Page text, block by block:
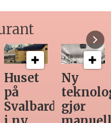
Ny
teknologi
gjør